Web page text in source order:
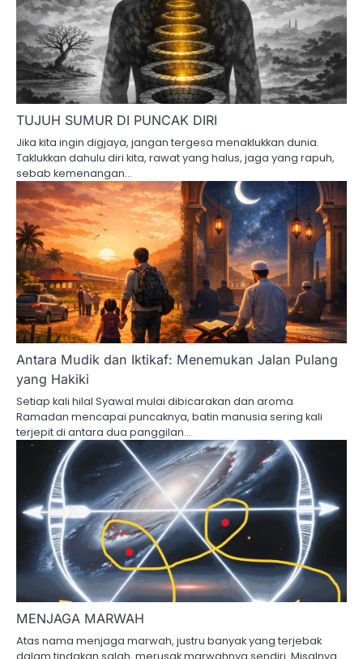
TUJUH SUMUR DI PUNCAK DIRI
Jika kita ingin digjaya, jangan tergesa menaklukkan dunia.
Taklukkan dahulu diri kita, rawat yang halus, jaga yang rapuh,
sebab kemenangan…
Antara Mudik dan Iktikaf: Menemukan Jalan Pulang
yang Hakiki
Setiap kali hilal Syawal mulai dibicarakan dan aroma
Ramadan mencapai puncaknya, batin manusia sering kali
terjepit di antara dua panggilan…
MENJAGA MARWAH
Atas nama menjaga marwah, justru banyak yang terjebak